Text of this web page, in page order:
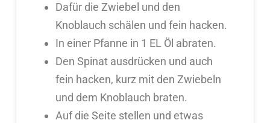
Dafür die Zwiebel und den
Knoblauch schälen und fein hacken.
In einer Pfanne in 1 EL Öl abraten.
Den Spinat ausdrücken und auch
fein hacken, kurz mit den Zwiebeln
und dem Knoblauch braten.
Auf die Seite stellen und etwas